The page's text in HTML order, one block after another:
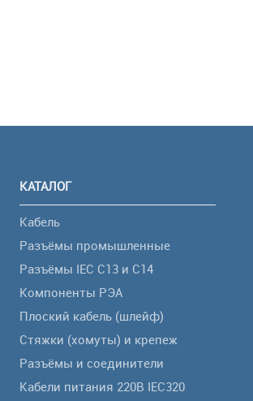
КАТАЛОГ
Кабель
Разъёмы промышленные
Разъёмы IEC C13 и C14
Компоненты РЭА
Плоский кабель (шлейф)
Стяжки (хомуты) и крепеж
Разъёмы и соединители
Кабели питания 220В IEC320